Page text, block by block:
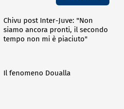
Chivu post Inter-Juve: "Non
siamo ancora pronti, il secondo
tempo non mi è piaciuto"
Il fenomeno Doualla